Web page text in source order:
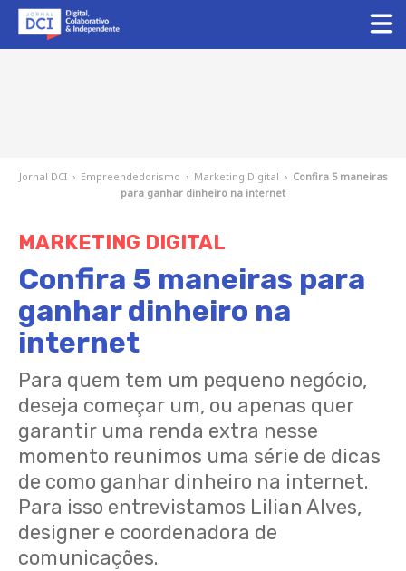
Jornal DCI › Empreendedorismo › Marketing Digital › Confira 5 maneiras
para ganhar dinheiro na internet
MARKETING DIGITAL
Confira 5 maneiras para
ganhar dinheiro na
internet
Para quem tem um pequeno negócio,
deseja começar um, ou apenas quer
garantir uma renda extra nesse
momento reunimos uma série de dicas
de como ganhar dinheiro na internet.
Para isso entrevistamos Lilian Alves,
designer e coordenadora de
comunicações.